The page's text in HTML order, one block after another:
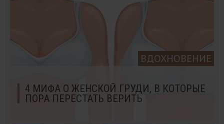
ВДОХНОВЕНИЕ
4 МИФА О ЖЕНСКОЙ ГРУДИ, В КОТОРЫЕ
ПОРА ПЕРЕСТАТЬ ВЕРИТЬ